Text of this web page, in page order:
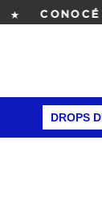
CONOCÉ
DROPS